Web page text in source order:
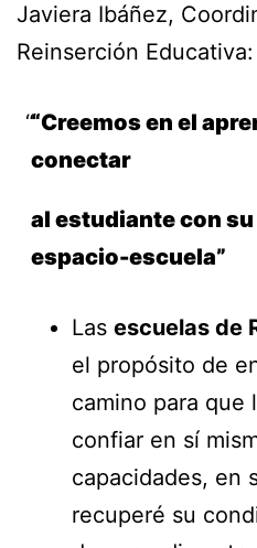
Javiera Ibáñez,
Reinserción Educativa:
“Creemos en el
conectar
al estudiante con su
espacio-escuela”
Las escuelas de
el propósito de
camino para que
confiar en sí
capacidades, en
recuperé su